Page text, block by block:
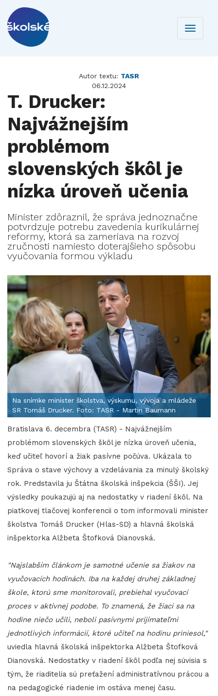
Toggle
Autor textu: TASR
06.12.2024
T. Drucker:
Najvážnejším
problémom
slovenských škôl je
nízka úroveň učenia
Minister zdôraznil, že správa jednoznačne
potvrdzuje potrebu zavedenia kurikulárnej
reformy, ktorá sa zameriava na rozvoj
zručnosti namiesto doterajšieho spôsobu
vyučovania formou výkladu
Na snímke minister školstva, výskumu, vývoja a mládeže
SR Tomáš Drucker. Foto: TASR - Martin Baumann
Bratislava 6. decembra (TASR) - Najvážnejším
problémom slovenských škôl je nízka úroveň učenia,
keď učiteľ hovorí a žiak pasívne počúva. Ukázala to
Správa o stave výchovy a vzdelávania za minulý školský
rok. Predstavila ju Štátna školská inšpekcia (ŠŠI). Jej
výsledky poukazujú aj na nedostatky v riadení škôl. Na
piatkovej tlačovej konferencii o tom informovali minister
školstva Tomáš Drucker (Hlas-SD) a hlavná školská
inšpektorka Alžbeta Štofková Dianovská.
"Najslabším článkom je samotné učenie sa žiakov na
vyučovacích hodinách. Iba na každej druhej základnej
škole, ktorú sme monitorovali, prebiehal vyučovací
proces v aktívnej podobe. To znamená, že žiaci sa na
hodine niečo učili, neboli pasívnymi prijímateľmi
jednotlivých informácií, ktoré učiteľ na hodinu priniesol,"
uviedla hlavná školská inšpektorka Alžbeta Štofková
Dianovská. Nedostatky v riadení škôl podľa nej súvisia s
tým, že riaditelia sú preťažení administratívnou prácou a
na pedagogické riadenie im ostáva menej času.